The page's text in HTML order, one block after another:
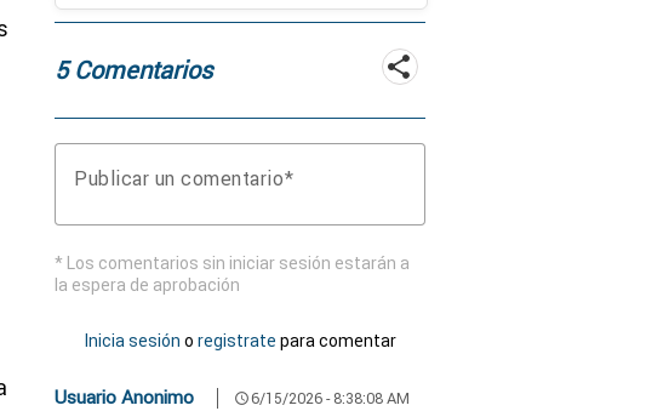
5 Comentarios
Publicar un comentario
* Los comentarios sin iniciar sesión estarán a
la espera de aprobación
Inicia sesión o registrate para comentar
Usuario Anonimo schedule6/15/2026 - 8:38:08 AM